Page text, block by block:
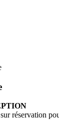
réservation